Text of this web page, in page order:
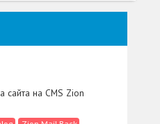
сайта на CMS Zion